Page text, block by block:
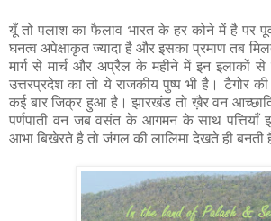
यूँ तो पलाश का फैलाव भारत के हर कोने में है पर
घनत्व अपेक्षाकृत ज्यादा है और इसका प्रमाण तब
मार्ग से मार्च और अप्रैल के महीने में इन इलाकों
उत्तरप्रदेश का तो ये राजकीय पुष्प भी है। टैगोर
कई बार जिक्र हुआ है। झारखंड तो ख़ैर वन
पर्णपाती वन जब वसंत के आगमन के साथ पत्तियाँ
आभा बिखेरते है तो जंगल की लालिमा देखते ही बनती